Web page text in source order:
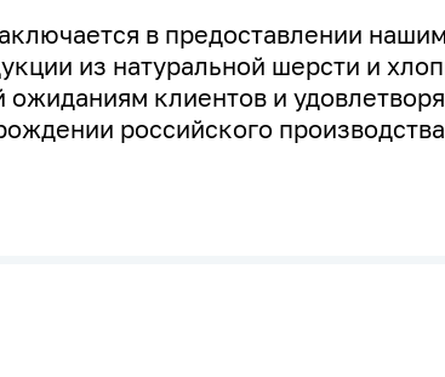
в предоставлении
из натуральной шерсти и
клиентов и
российского